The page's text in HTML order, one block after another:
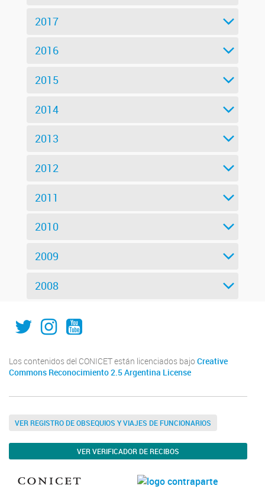
2017
2016
2015
2014
2013
2012
2011
2010
2009
2008
IAL_CONICET
ial.conicet.unl
ialcomunica
Los contenidos del CONICET están licenciados bajo Creative
Commons Reconocimiento 2.5 Argentina License
VER REGISTRO DE OBSEQUIOS Y VIAJES DE FUNCIONARIOS
VER VERIFICADOR DE RECIBOS